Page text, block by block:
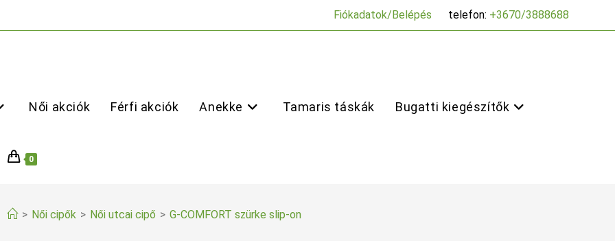
Fiókadatok/Belépés telefon: +3670/3888688
Női akciók Férfi akciók Anekke Tamaris táskák Bugatti kiegészítők
0
> Női cipők > Női utcai cipő > G-COMFORT szürke slip-on